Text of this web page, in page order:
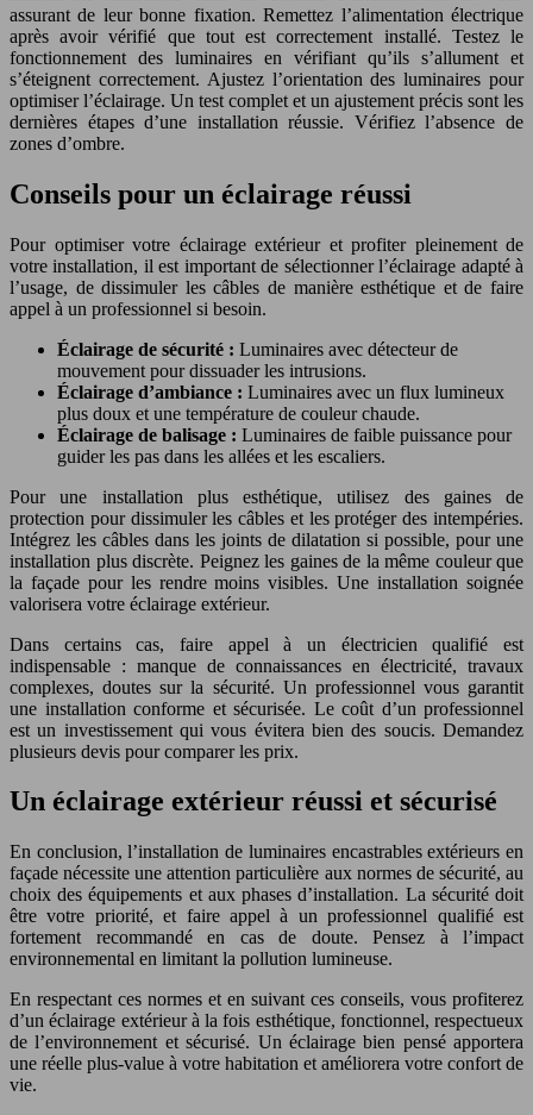
assurant de leur bonne fixation. Remettez l’alimentation électrique
après avoir vérifié que tout est correctement installé. Testez le
fonctionnement des luminaires en vérifiant qu’ils s’allument et
s’éteignent correctement. Ajustez l’orientation des luminaires pour
optimiser l’éclairage. Un test complet et un ajustement précis sont les
dernières étapes d’une installation réussie. Vérifiez l’absence de
zones d’ombre.
Conseils pour un éclairage réussi
Pour optimiser votre éclairage extérieur et profiter pleinement de
votre installation, il est important de sélectionner l’éclairage adapté à
l’usage, de dissimuler les câbles de manière esthétique et de faire
appel à un professionnel si besoin.
Éclairage de sécurité : Luminaires avec détecteur de
mouvement pour dissuader les intrusions.
Éclairage d’ambiance : Luminaires avec un flux lumineux
plus doux et une température de couleur chaude.
Éclairage de balisage : Luminaires de faible puissance pour
guider les pas dans les allées et les escaliers.
Pour une installation plus esthétique, utilisez des gaines de
protection pour dissimuler les câbles et les protéger des intempéries.
Intégrez les câbles dans les joints de dilatation si possible, pour une
installation plus discrète. Peignez les gaines de la même couleur que
la façade pour les rendre moins visibles. Une installation soignée
valorisera votre éclairage extérieur.
Dans certains cas, faire appel à un électricien qualifié est
indispensable : manque de connaissances en électricité, travaux
complexes, doutes sur la sécurité. Un professionnel vous garantit
une installation conforme et sécurisée. Le coût d’un professionnel
est un investissement qui vous évitera bien des soucis. Demandez
plusieurs devis pour comparer les prix.
Un éclairage extérieur réussi et sécurisé
En conclusion, l’installation de luminaires encastrables extérieurs en
façade nécessite une attention particulière aux normes de sécurité, au
choix des équipements et aux phases d’installation. La sécurité doit
être votre priorité, et faire appel à un professionnel qualifié est
fortement recommandé en cas de doute. Pensez à l’impact
environnemental en limitant la pollution lumineuse.
En respectant ces normes et en suivant ces conseils, vous profiterez
d’un éclairage extérieur à la fois esthétique, fonctionnel, respectueux
de l’environnement et sécurisé. Un éclairage bien pensé apportera
une réelle plus-value à votre habitation et améliorera votre confort de
vie.